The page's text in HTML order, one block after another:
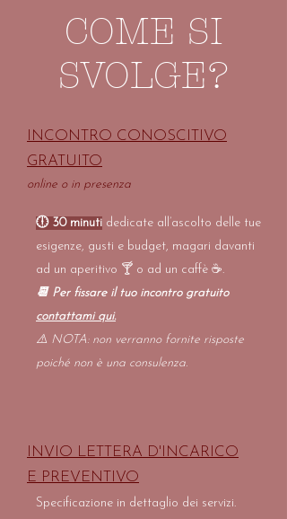
COME SI
SVOLGE?
​INCONTRO CONOSCITIVO
GRATUITO
online o in presenza
INVIO LETTERA D'INCARICO
E PREVENTIVO
🕕 30 minuti dedicate all’ascolto delle tue
esigenze, gusti e budget, magari davanti
ad un aperitivo 🍸 o ad un caffè ☕️.
📆 Per fissare il tuo incontro gratuito
contattami qui.
⚠️ NOTA: non verranno fornite risposte
poiché non è una consulenza.
Specificazione in dettaglio dei servizi.